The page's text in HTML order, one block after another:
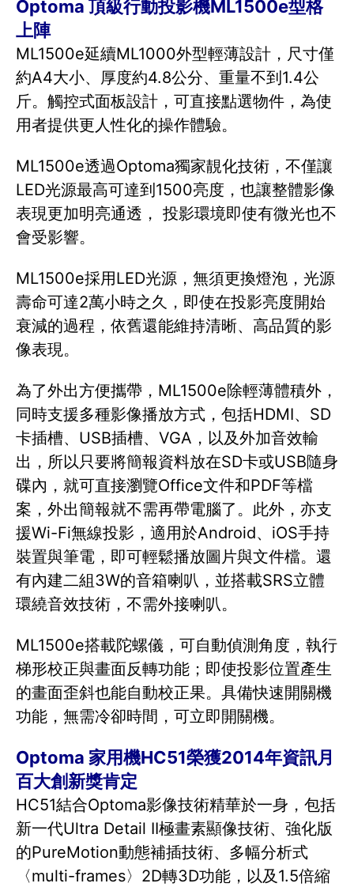
Optoma 頂級行動投影機ML1500e型格
上陣
ML1500e延續ML1000外型輕薄設計，尺寸僅
約A4大小、厚度約4.8公分、重量不到1.4公
斤。觸控式面板設計，可直接點選物件，為使
用者提供更人性化的操作體驗。
ML1500e透過Optoma獨家靚化技術，不僅讓
LED光源最高可達到1500亮度，也讓整體影像
表現更加明亮通透， 投影環境即使有微光也不
會受影響。
ML1500e採用LED光源，無須更換燈泡，光源
壽命可達2萬小時之久，即使在投影亮度開始
衰減的過程，依舊還能維持清晰、高品質的影
像表現。
為了外出方便攜帶，ML1500e除輕薄體積外，
同時支援多種影像播放方式，包括HDMI、SD
卡插槽、USB插槽、VGA，以及外加音效輸
出，所以只要將簡報資料放在SD卡或USB隨身
碟內，就可直接瀏覽Office文件和PDF等檔
案，外出簡報就不需再帶電腦了。此外，亦支
援Wi-Fi無線投影，適用於Android、iOS手持
裝置與筆電，即可輕鬆播放圖片與文件檔。還
有內建二組3W的音箱喇叭，並搭載SRS立體
環繞音效技術，不需外接喇叭。
ML1500e搭載陀螺儀，可自動偵測角度，執行
梯形校正與畫面反轉功能；即使投影位置產生
的畫面歪斜也能自動校正果。具備快速開關機
功能，無需冷卻時間，可立即開關機。
Optoma 家用機HC51榮獲2014年資訊月
百大創新獎肯定
HC51結合Optoma影像技術精華於一身，包括
新一代Ultra Detail II極畫素顯像技術、強化版
的PureMotion動態補插技術、多幅分析式
〈multi-frames〉2D轉3D功能，以及1.5倍縮